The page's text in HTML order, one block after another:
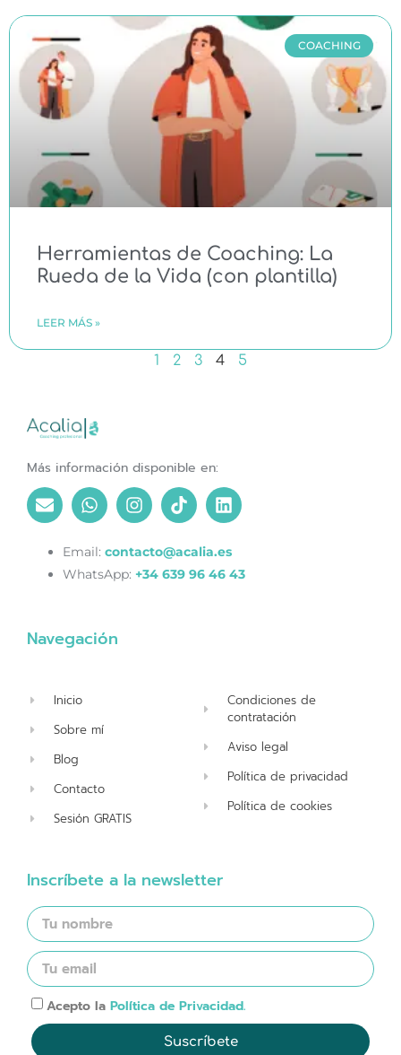
COACHING
Herramientas de Coaching: La
Rueda de la Vida (con plantilla)
LEER MÁS »
1 2 3 4 5
Más información disponible en:
Email: contacto@acalia.es
WhatsApp: +34 639 96 46 43
Navegación
Inicio
Sobre mí
Blog
Contacto
Sesión GRATIS
Condiciones de
contratación
Aviso legal
Política de privacidad
Política de cookies
Inscríbete a la newsletter
Acepto la Política de Privacidad.
Suscríbete